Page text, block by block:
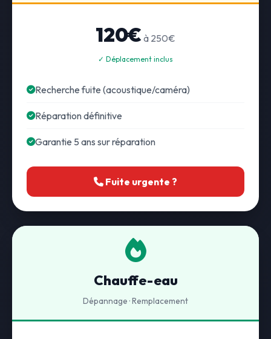
120€ à 250€
✓ Déplacement inclus
Recherche fuite (acoustique/caméra)
Réparation définitive
Garantie 5 ans sur réparation
Fuite urgente ?
Chauffe-eau
Dépannage · Remplacement